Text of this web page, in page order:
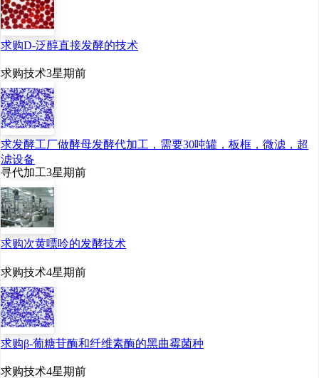
求购D-泛醇直接发酵的技术
求购技术3星期前
求发酵工厂做酵母发酵代加工，需要30吨罐，板框，微滤，超
滤设备
寻代加工3星期前
求购次黄嘌呤的发酵技术
求购技术4星期前
求购β-葡糖苷酶和纤维素酶的黑曲霉菌种
求购技术4星期前